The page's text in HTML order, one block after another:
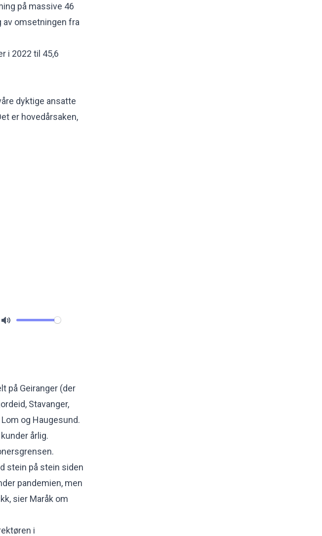
på massive 46
av omsetningen fra
i 2022 til 45,6
dyktige ansatte
er hovedårsaken,
på Geiranger (der
Stavanger,
og Haugesund.
årlig.
stein på stein siden
pandemien, men
sier Maråk om
i